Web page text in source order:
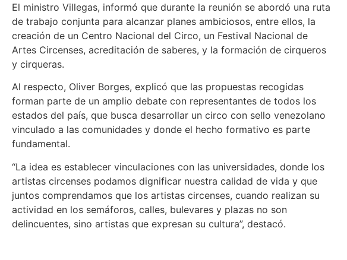
El ministro Villegas, informó que durante la reunión se abordó una ruta
de trabajo conjunta para alcanzar planes ambiciosos, entre ellos, la
creación de un Centro Nacional del Circo, un Festival Nacional de
Artes Circenses, acreditación de saberes, y la formación de cirqueros
y cirqueras.
Al respecto, Oliver Borges, explicó que las propuestas recogidas
forman parte de un amplio debate con representantes de todos los
estados del país, que busca desarrollar un circo con sello venezolano
vinculado a las comunidades y donde el hecho formativo es parte
fundamental.
“La idea es establecer vinculaciones con las universidades, donde los
artistas circenses podamos dignificar nuestra calidad de vida y que
juntos comprendamos que los artistas circenses, cuando realizan su
actividad en los semáforos, calles, bulevares y plazas no son
delincuentes, sino artistas que expresan su cultura”, destacó.